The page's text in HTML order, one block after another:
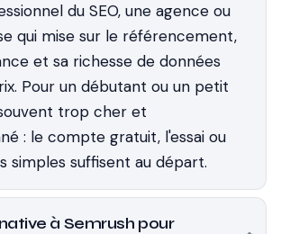
du SEO, une agence ou
qui mise sur le référencement,
et sa richesse de données
Pour un débutant ou un petit
trop cher et
: le compte gratuit, l'essai ou
simples suffisent au départ.
à Semrush pour